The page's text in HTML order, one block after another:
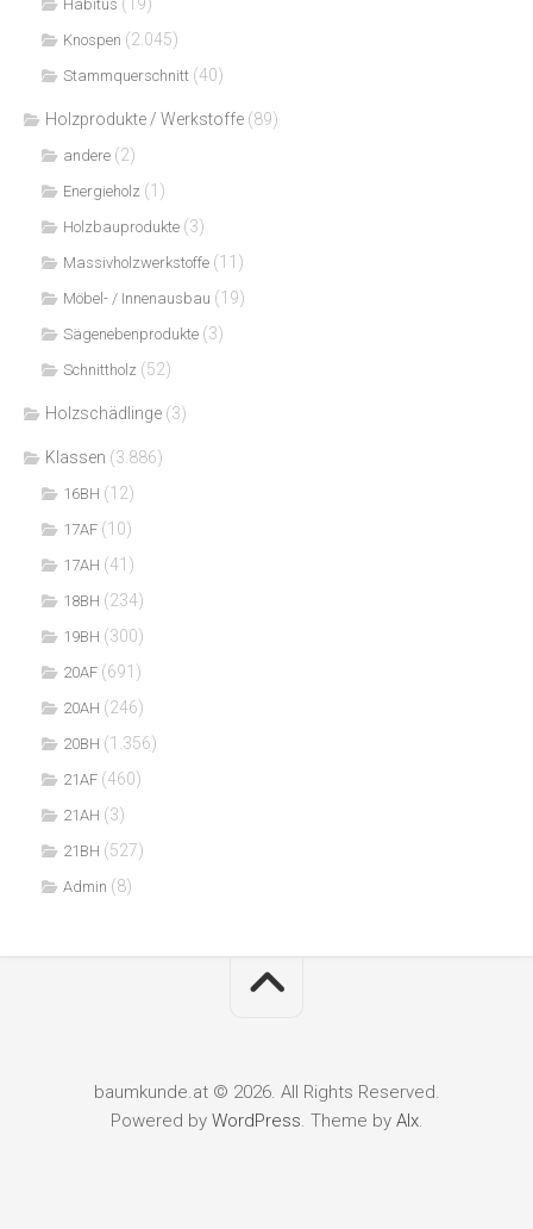
Habitus
Knospen (2.045)
Stammquerschnitt (40)
Holzprodukte / Werkstoffe (89)
andere (2)
Energieholz (1)
Holzbauprodukte (3)
Massivholzwerkstoffe (11)
Möbel- / Innenausbau (19)
Sägenebenprodukte (3)
Schnittholz (52)
Holzschädlinge (3)
Klassen (3.886)
16BH (12)
17AF (10)
17AH (41)
18BH (234)
19BH (300)
20AF (691)
20AH (246)
20BH (1.356)
21AF (460)
21AH (3)
21BH (527)
Admin (8)
baumkunde.at © 2026. All Rights Reserved.
Powered by WordPress. Theme by Alx.